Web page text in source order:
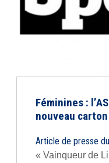
Féminines :
nouveau
Article de presse
« Vainqueur de